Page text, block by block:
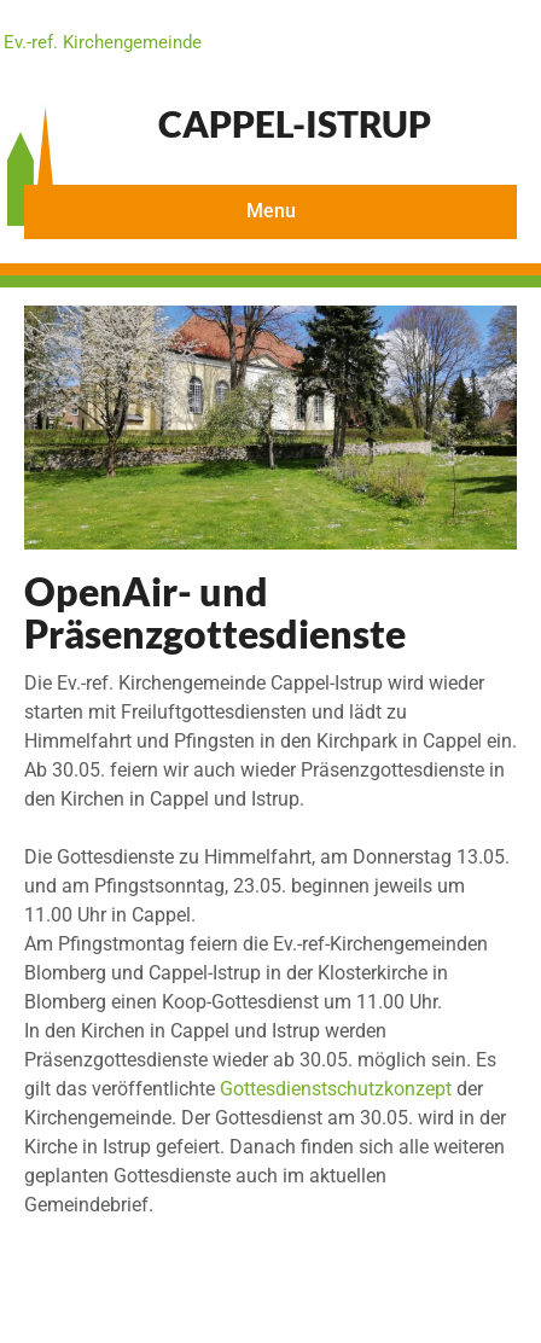
Ev.-ref. Kirchengemeinde
CAPPEL-ISTRUP
Menu
OpenAir- und
Präsenzgottesdienste
Die Ev.-ref. Kirchengemeinde Cappel-Istrup wird wieder
starten mit Freiluftgottesdiensten und lädt zu
Himmelfahrt und Pfingsten in den Kirchpark in Cappel ein.
Ab 30.05. feiern wir auch wieder Präsenzgottesdienste in
den Kirchen in Cappel und Istrup.
Die Gottesdienste zu Himmelfahrt, am Donnerstag 13.05.
und am Pfingstsonntag, 23.05. beginnen jeweils um
11.00 Uhr in Cappel.
Am Pfingstmontag feiern die Ev.-ref-Kirchengemeinden
Blomberg und Cappel-Istrup in der Klosterkirche in
Blomberg einen Koop-Gottesdienst um 11.00 Uhr.
In den Kirchen in Cappel und Istrup werden
Präsenzgottesdienste wieder ab 30.05. möglich sein. Es
gilt das veröffentlichte Gottesdienstschutzkonzept der
Kirchengemeinde. Der Gottesdienst am 30.05. wird in der
Kirche in Istrup gefeiert. Danach finden sich alle weiteren
geplanten Gottesdienste auch im aktuellen
Gemeindebrief.